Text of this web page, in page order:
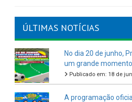
ÚLTIMAS NOTÍCIAS
No dia 20 de junho,
um grande
Publicado em: 18 de
A programação